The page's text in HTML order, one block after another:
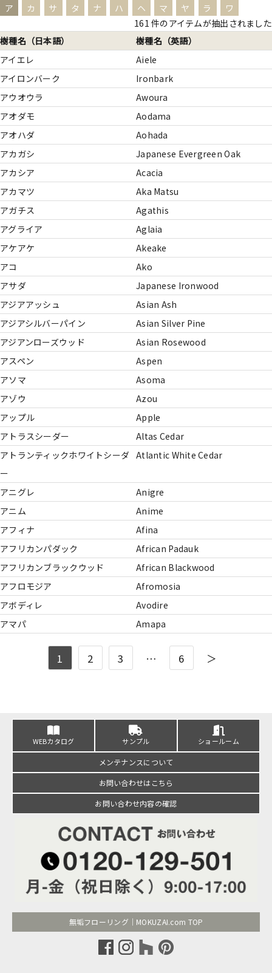
ア カ サ タ ナ ハ ヘ マ ヤ ラ
ワ
161 件のアイテムが抽出されました
樹種名（日本語）
樹種名（英語）
アイエレ
Aiele
アイロンバーク
Ironbark
アウオウラ
Awoura
アオダモ
Aodama
アオハダ
Aohada
アカガシ
Japanese Evergreen Oak
アカシア
Acacia
アカマツ
Aka Matsu
アガチス
Agathis
アグライア
Aglaia
アケアケ
Akeake
アコ
Ako
アサダ
Japanese Ironwood
アジアアッシュ
Asian Ash
アジアシルバーパイン
Asian Silver Pine
アジアンローズウッド
Asian Rosewood
アスペン
Aspen
アソマ
Asoma
アゾウ
Azou
アップル
Apple
アトラスシーダー
Altas Cedar
アトランティックホワイトシーダ
ー
Atlantic White Cedar
アニグレ
Anigre
アニム
Anime
アフィナ
Afina
アフリカンパダック
African Padauk
アフリカンブラックウッド
African Blackwood
アフロモジア
Afromosia
アボディレ
Avodire
アマパ
Amapa
1 2 3 … 6 ＞
WEBカタログ サンプル ショールーム
メンテナンスについて
お問い合わせはこちら
お問い合わせ内容の確認
無垢フローリング｜MOKUZAI.com TOP